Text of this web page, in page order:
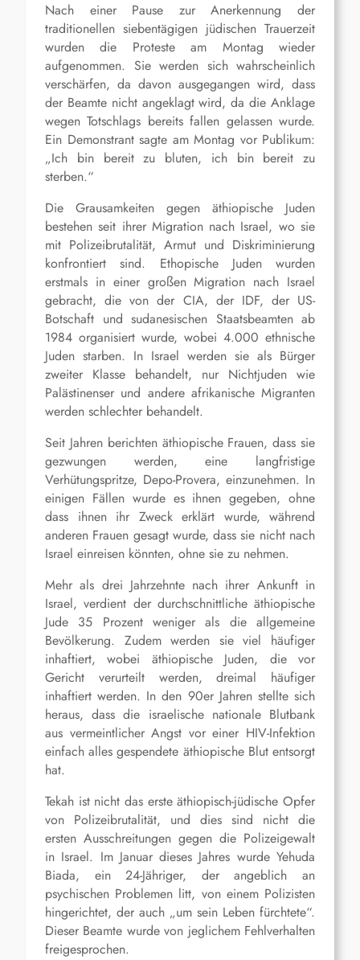
Nach einer Pause zur Anerkennung der
traditionellen siebentägigen jüdischen Trauerzeit
wurden die Proteste am Montag wieder
aufgenommen. Sie werden sich wahrscheinlich
verschärfen, da davon ausgegangen wird, dass
der Beamte nicht angeklagt wird, da die Anklage
wegen Totschlags bereits fallen gelassen wurde.
Ein Demonstrant sagte am Montag vor Publikum:
„Ich bin bereit zu bluten, ich bin bereit zu
sterben.“
Die Grausamkeiten gegen äthiopische Juden
bestehen seit ihrer Migration nach Israel, wo sie
mit Polizeibrutalität, Armut und Diskriminierung
konfrontiert sind. Ethopische Juden wurden
erstmals in einer großen Migration nach Israel
gebracht, die von der CIA, der IDF, der US-
Botschaft und sudanesischen Staatsbeamten ab
1984 organisiert wurde, wobei 4.000 ethnische
Juden starben. In Israel werden sie als Bürger
zweiter Klasse behandelt, nur Nichtjuden wie
Palästinenser und andere afrikanische Migranten
werden schlechter behandelt.
Seit Jahren berichten äthiopische Frauen, dass sie
gezwungen werden, eine langfristige
Verhütungspritze, Depo-Provera, einzunehmen. In
einigen Fällen wurde es ihnen gegeben, ohne
dass ihnen ihr Zweck erklärt wurde, während
anderen Frauen gesagt wurde, dass sie nicht nach
Israel einreisen könnten, ohne sie zu nehmen.
Mehr als drei Jahrzehnte nach ihrer Ankunft in
Israel, verdient der durchschnittliche äthiopische
Jude 35 Prozent weniger als die allgemeine
Bevölkerung. Zudem werden sie viel häufiger
inhaftiert, wobei äthiopische Juden, die vor
Gericht verurteilt werden, dreimal häufiger
inhaftiert werden. In den 90er Jahren stellte sich
heraus, dass die israelische nationale Blutbank
aus vermeintlicher Angst vor einer HIV-Infektion
einfach alles gespendete äthiopische Blut entsorgt
hat.
Tekah ist nicht das erste äthiopisch-jüdische Opfer
von Polizeibrutalität, und dies sind nicht die
ersten Ausschreitungen gegen die Polizeigewalt
in Israel. Im Januar dieses Jahres wurde Yehuda
Biada, ein 24-Jähriger, der angeblich an
psychischen Problemen litt, von einem Polizisten
hingerichtet, der auch „um sein Leben fürchtete“.
Dieser Beamte wurde von jeglichem Fehlverhalten
freigesprochen.